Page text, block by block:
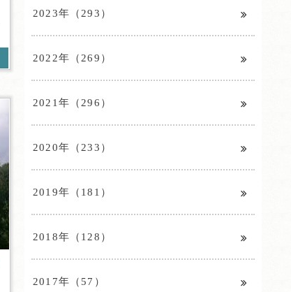
2023年（293）
2022年（269）
2021年（296）
2020年（233）
2019年（181）
2018年（128）
2017年（57）